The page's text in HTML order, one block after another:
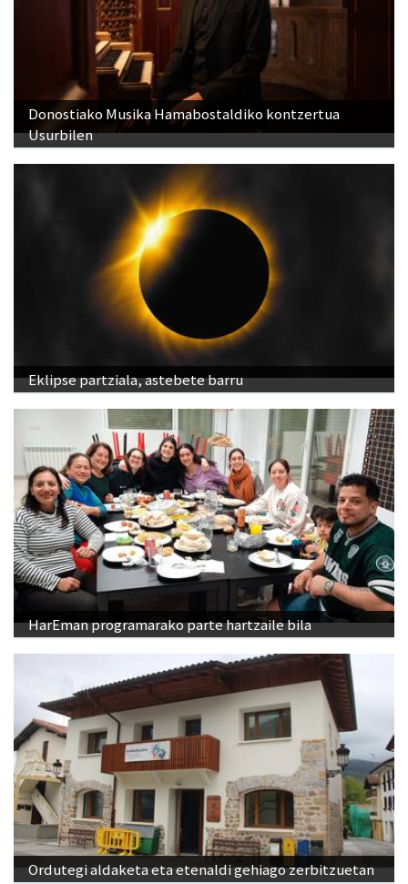
Donostiako Musika Hamabostaldiko kontzertua
Usurbilen
Eklipse partziala, astebete barru
HarEman programarako parte hartzaile bila
Ordutegi aldaketa eta etenaldi gehiago zerbitzuetan